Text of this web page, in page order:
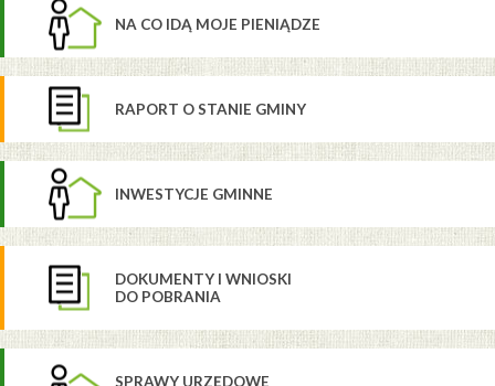
NA CO IDĄ MOJE PIENIĄDZE
RAPORT O STANIE GMINY
INWESTYCJE GMINNE
DOKUMENTY I WNIOSKI
DO POBRANIA
SPRAWY URZĘDOWE